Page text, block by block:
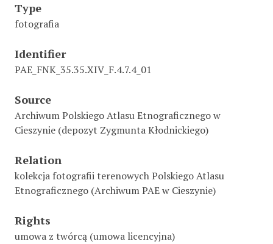
Type
fotografia
Identifier
PAE_FNK_35.35.XIV_F.4.7.4_01
Source
Archiwum Polskiego Atlasu Etnograficznego w
Cieszynie (depozyt Zygmunta Kłodnickiego)
Relation
kolekcja fotografii terenowych Polskiego Atlasu
Etnograficznego (Archiwum PAE w Cieszynie)
Rights
umowa z twórcą (umowa licencyjna)